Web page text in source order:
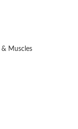
& Muscles